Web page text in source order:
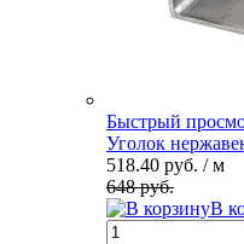
Быстрый
Уголок
518.40 руб. / м
648 руб.
В